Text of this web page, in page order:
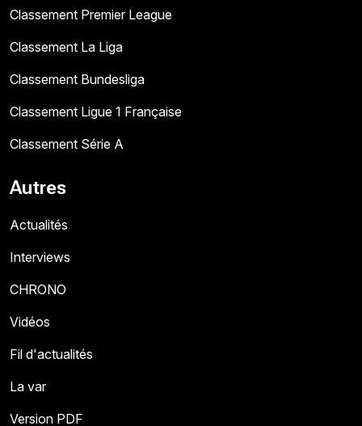
Classement Premier League
Classement La Liga
Classement Bundesliga
Classement Ligue 1 Française
Classement Série A
Autres
Actualités
Interviews
CHRONO
Vidéos
Fil d'actualités
La var
Version PDF